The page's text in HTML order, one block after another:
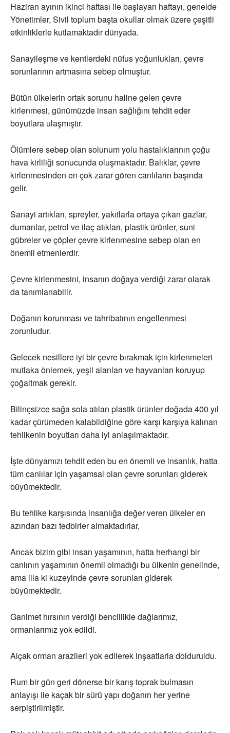
Haziran ayının ikinci haftası ile başlayan haftayı, genelde
Yönetimler, Sivil toplum başta okullar olmak üzere çeşitli
etkinliklerle kutlamaktadır dünyada.
Sanayileşme ve kentlerdeki nüfus yoğunlukları, çevre
sorunlarının artmasına sebep olmuştur.
Bütün ülkelerin ortak sorunu haline gelen çevre
kirlenmesi, günümüzde insan sağlığını tehdit eder
boyutlara ulaşmıştır.
Ölümlere sebep olan solunum yolu hastalıklarının çoğu
hava kirliliği sonucunda oluşmaktadır. Balıklar, çevre
kirlenmesinden en çok zarar gören canlıların başında
gelir.
Sanayi artıkları, spreyler, yakıtlarla ortaya çıkan gazlar,
dumanlar, petrol ve ilaç atıkları, plastik ürünler, suni
gübreler ve çöpler çevre kirlenmesine sebep olan en
önemli etmenlerdir.
Çevre kirlenmesini, insanın doğaya verdiği zarar olarak
da tanımlanabilir.
Doğanın korunması ve tahribatının engellenmesi
zorunludur.
Gelecek nesillere iyi bir çevre bırakmak için kirlenmeleri
mutlaka önlemek, yeşil alanları ve hayvanları koruyup
çoğaltmak gerekir.
Bilinçsizce sağa sola atılan plastik ürünler doğada 400 yıl
kadar çürümeden kalabildiğine göre karşı karşıya kalınan
tehlikenin boyutları daha iyi anlaşılmaktadır.
İşte dünyamızı tehdit eden bu en önemli ve insanlık, hatta
tüm canlılar için yaşamsal olan çevre sorunları giderek
büyümektedir.
Bu tehlike karşısında insanlığa değer veren ülkeler en
azından bazı tedbirler almaktadırlar,
Ancak bizim gibi insan yaşamının, hatta herhangi bir
canlının yaşamının önemli olmadığı bu ülkenin genelinde,
ama illa ki kuzeyinde çevre sorunları giderek
büyümektedir.
Ganimet hırsının verdiği bencillikle dağlarımız,
ormanlarımız yok edildi.
Alçak orman arazileri yok edilerek inşaatlarla dolduruldu.
Rum bir gün geri dönerse bir karış toprak bulmasın
anlayışı ile kaçak bir sürü yapı doğanın her yerine
serpiştirilmiştir.